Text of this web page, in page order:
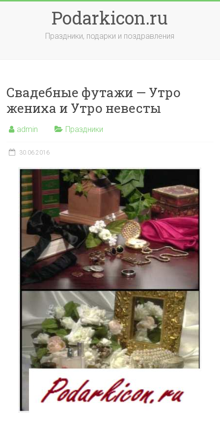
Podarkicon.ru
Праздники, подарки и поздравления
Свадебные футажи — Утро
жениха и Утро невесты
admin Праздники
30.06.2016